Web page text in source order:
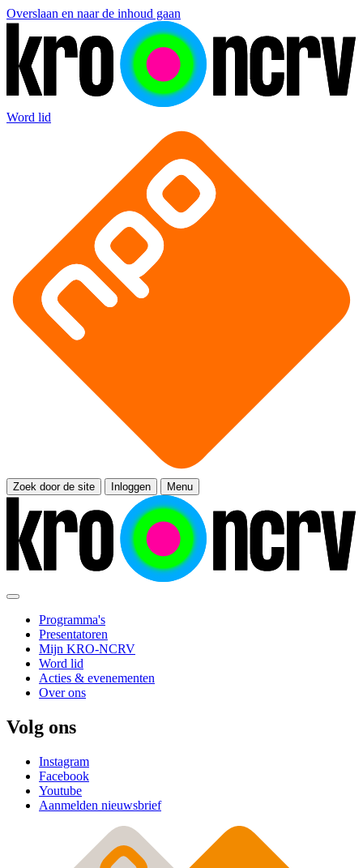
Overslaan en naar de inhoud gaan
Word lid
Zoek door de site Inloggen Menu
Programma's
Presentatoren
Mijn KRO-NCRV
Word lid
Acties & evenementen
Over ons
Volg ons
Instagram
Facebook
Youtube
Aanmelden nieuwsbrief